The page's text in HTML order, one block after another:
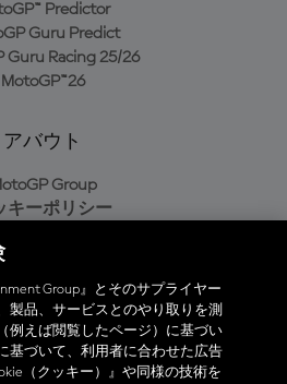
Predictor
Guru Predict
Guru Racing 25/26
MotoGP™26
アバウト
Group
キーポリシー
バシーポリシー
入ポリシー
ィシャルアプリ
Group』とそのサプライヤー
製品、サービスとのやり取りを測
例えば閲覧したページ）に基づい
基づいて、利用者に合わせた広告
（クッキー）』や同様の技術を